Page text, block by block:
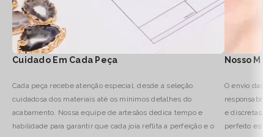
Cuidado Em Cada Peça
Cada peça recebe atenção especial, desde a seleção
cuidadosa dos materiais até os mínimos detalhes do
acabamento. Nossa equipe de artesãos dedica tempo e
habilidade para garantir que cada joia reflita a perfeição e o
Nosso
O envio das
e discretas,
perfeito